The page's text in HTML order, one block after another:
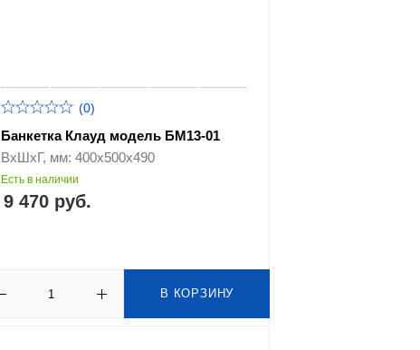
(0)
Банкетка Клауд модель БМ13-01
ВхШхГ, мм: 400х500х490
Есть в наличии
9 470 руб.
В КОРЗИНУ